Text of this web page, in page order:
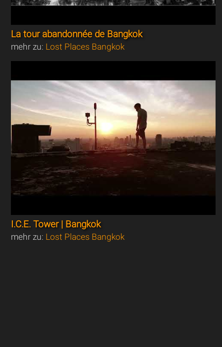
La tour abandonnée de Bangkok
mehr zu: Lost Places Bangkok
I.C.E. Tower | Bangkok
mehr zu: Lost Places Bangkok